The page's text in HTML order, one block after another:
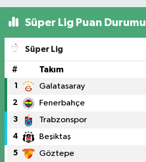
Süper Lig Puan Durumu
Süper Lig
# Takım
1 Galatasaray
2 Fenerbahçe
3 Trabzonspor
4 Beşiktaş
5 Göztepe